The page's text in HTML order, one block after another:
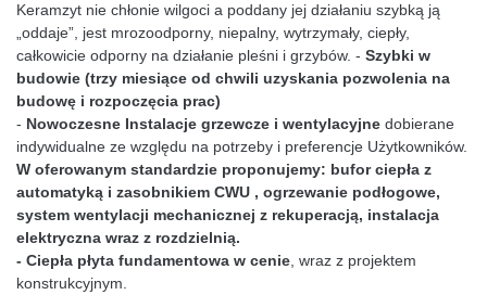
Keramzyt nie chłonie wilgoci a poddany jej działaniu szybką ją
„oddaje”, jest mrozoodporny, niepalny, wytrzymały, ciepły,
całkowicie odporny na działanie pleśni i grzybów. - Szybki w
budowie (trzy miesiące od chwili uzyskania pozwolenia na
budowę i rozpoczęcia prac)
- Nowoczesne Instalacje grzewcze i wentylacyjne dobierane
indywidualne ze względu na potrzeby i preferencje Użytkowników.
W oferowanym standardzie proponujemy: bufor ciepła z
automatyką i zasobnikiem CWU , ogrzewanie podłogowe,
system wentylacji mechanicznej z rekuperacją, instalacja
elektryczna wraz z rozdzielnią.
- Ciepła płyta fundamentowa w cenie , wraz z projektem
konstrukcyjnym.